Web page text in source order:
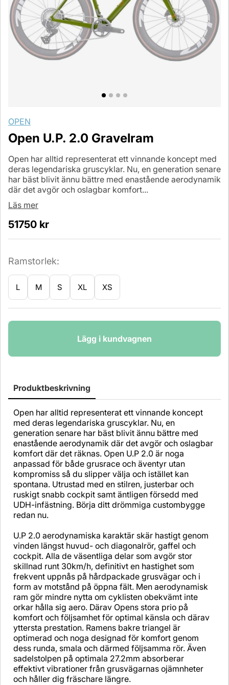
OPEN
Open U.P. 2.0 Gravelram
Open har alltid representerat ett vinnande koncept med
deras legendariska gruscyklar. Nu, en generation senare
har bäst blivit ännu bättre med enastående aerodynamik
där det avgör och oslagbar komfort...
Läs mer
51750 kr
Ramstorlek:
L M S XL XS
Lägg i kundvagnen
Produktbeskrivning
Open har alltid representerat ett vinnande koncept
med deras legendariska gruscyklar. Nu, en
generation senare har bäst blivit ännu bättre med
enastående aerodynamik där det avgör och oslagbar
komfort där det räknas. Open U.P 2.0 är noga
anpassad för både grusrace och äventyr utan
kompromiss så du slipper välja och istället kan
spontana. Utrustad med en stilren, justerbar och
ruskigt snabb cockpit samt äntligen försedd med
UDH-infästning. Börja ditt drömmiga custombygge
redan nu.
U.P 2.0 aerodynamiska karaktär skär hastigt genom
vinden längst huvud- och diagonalrör, gaffel och
cockpit. Alla de väsentliga delar som avgör stor
skillnad runt 30km/h, definitivt en hastighet som
frekvent uppnås på hårdpackade grusvägar och i
form av motstånd på öppna fält. Men aerodynamisk
ram gör mindre nytta om cyklisten obekvämt inte
orkar hålla sig aero. Därav Opens stora prio på
komfort och följsamhet för optimal känsla och därav
yttersta prestation. Ramens bakre triangel är
optimerad och noga designad för komfort genom
dess runda, smala och därmed följsamma rör. Även
sadelstolpen på optimala 27.2mm absorberar
effektivt vibrationer från grusvägarnas ojämnheter
och håller dig fräschare längre.